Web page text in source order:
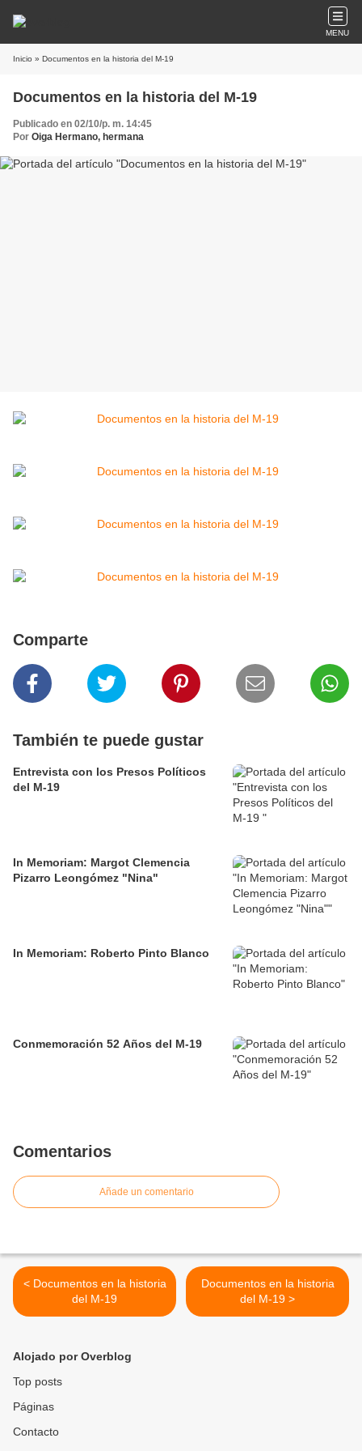
MENU
Inicio » Documentos en la historia del M-19
Documentos en la historia del M-19
Publicado en 02/10/p. m. 14:45
Por Oiga Hermano, hermana
Comparte
También te puede gustar
Entrevista con los Presos Políticos
del M-19
In Memoriam: Margot Clemencia
Pizarro Leongómez "Nina"
In Memoriam: Roberto Pinto Blanco
Conmemoración 52 Años del M-19
Comentarios
Añade un comentario
< Documentos en la historia
del M-19
Documentos en la historia
del M-19 >
Alojado por Overblog
Top posts
Páginas
Contacto